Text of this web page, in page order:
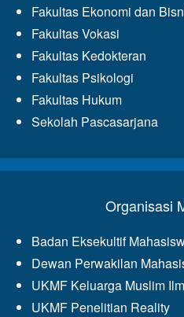
Fakultas Ekonomi dan
Fakultas Vokasi
Fakultas Kedokteran
Fakultas Psikologi
Fakultas Hukum
Sekolah Pascasarjana
Organisasi
Badan Eksekultif
Dewan Perwakilan
UKMF Keluarga Muslim
UKMF Penelitian Reality